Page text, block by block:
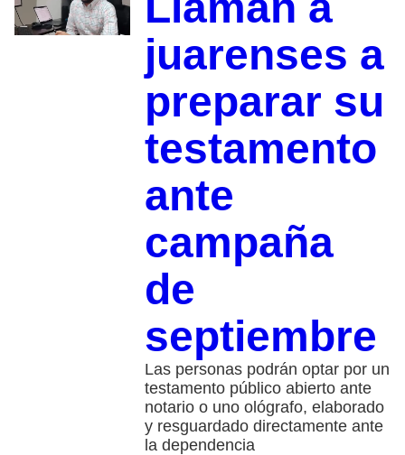
juarenses a
preparar su
testamento
ante
campaña
de
septiembre
Las personas podrán optar por un
testamento público abierto ante
notario o uno ológrafo, elaborado
y resguardado directamente ante
la dependencia